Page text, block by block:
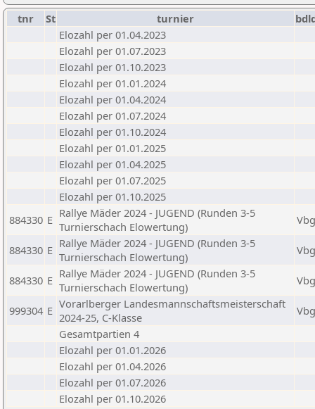
tnr St turnier
Elozahl per 01.04.2023
Elozahl per 01.07.2023
Elozahl per 01.10.2023
Elozahl per 01.01.2024
Elozahl per 01.04.2024
Elozahl per 01.07.2024
Elozahl per 01.10.2024
Elozahl per 01.01.2025
Elozahl per 01.04.2025
Elozahl per 01.07.2025
Elozahl per 01.10.2025
884330 E Rallye Mäder 2024 - JUGEND (Runden 3-5
Turnierschach Elowertung)
Vbg
884330 E Rallye Mäder 2024 - JUGEND (Runden 3-5
Turnierschach Elowertung)
Vbg
884330 E Rallye Mäder 2024 - JUGEND (Runden 3-5
Turnierschach Elowertung)
Vbg
999304 E Vorarlberger Landesmannschaftsmeisterschaft
2024-25, C-Klasse
Vbg
Gesamtpartien 4
Elozahl per 01.01.2026
Elozahl per 01.04.2026
Elozahl per 01.07.2026
Elozahl per 01.10.2026